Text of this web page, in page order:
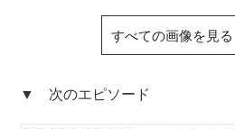
すべての画像を見る
▼ 次のエピソード